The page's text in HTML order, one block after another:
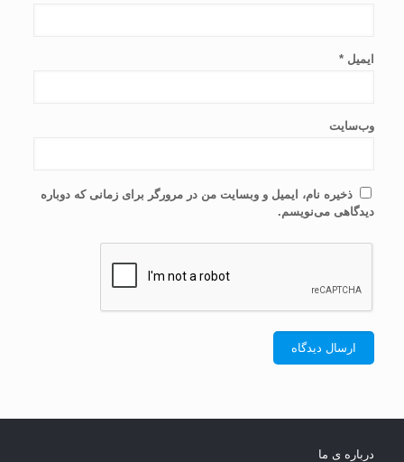
ایمیل *
وب‌سایت
ذخیره نام، ایمیل و وبسایت من در مرورگر برای زمانی که دوباره
دیدگاهی می‌نویسم.
درباره ی ما